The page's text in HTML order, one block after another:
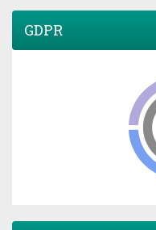
GDPR